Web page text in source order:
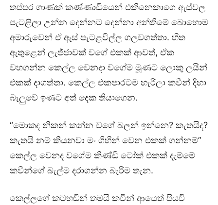
තප්පර ගාණක් කණ්ණාඩියෙන් එකිනෙකාගෙ ඇස්වල
පැටළිලා උන්න දෙන්නට දෙන්නා අන්තිමේ බොහොම
අමාරුවෙන් ඒ ඇස් පැටළවිල්ල ගලවගත්තා. හිත
ඇතුළෙන් ලැජ්ජාවක් වගේ එකක් ආවත්, ඒක
වහගන්න කෙල්ල වෙනදා වගේම මූණට ලොකු ලයින්
එකක් දාගත්තා. කෙල්ල එකපාරටම හැරිලා කවීන් දිහා
බැලුවේ ඉණට අත් දෙක තියාගෙන.
“මොකද නිකන් කන්න වගේ බලන් ඉන්නෙ? කැතයිද?
කැතයි නම් කියනවා මං ගිහින් වෙන එකක් ගන්නම්”
කෙල්ල වෙනද වගේම කිණ්ඩි ටෝක් එකක් දැම්මේ
කවීන්ගේ බැල්ම දරාගන්න බැරිම තැන.
කෙල්ලගේ කටහඬින් තමයි කවීන් ආයෙත් පියවි